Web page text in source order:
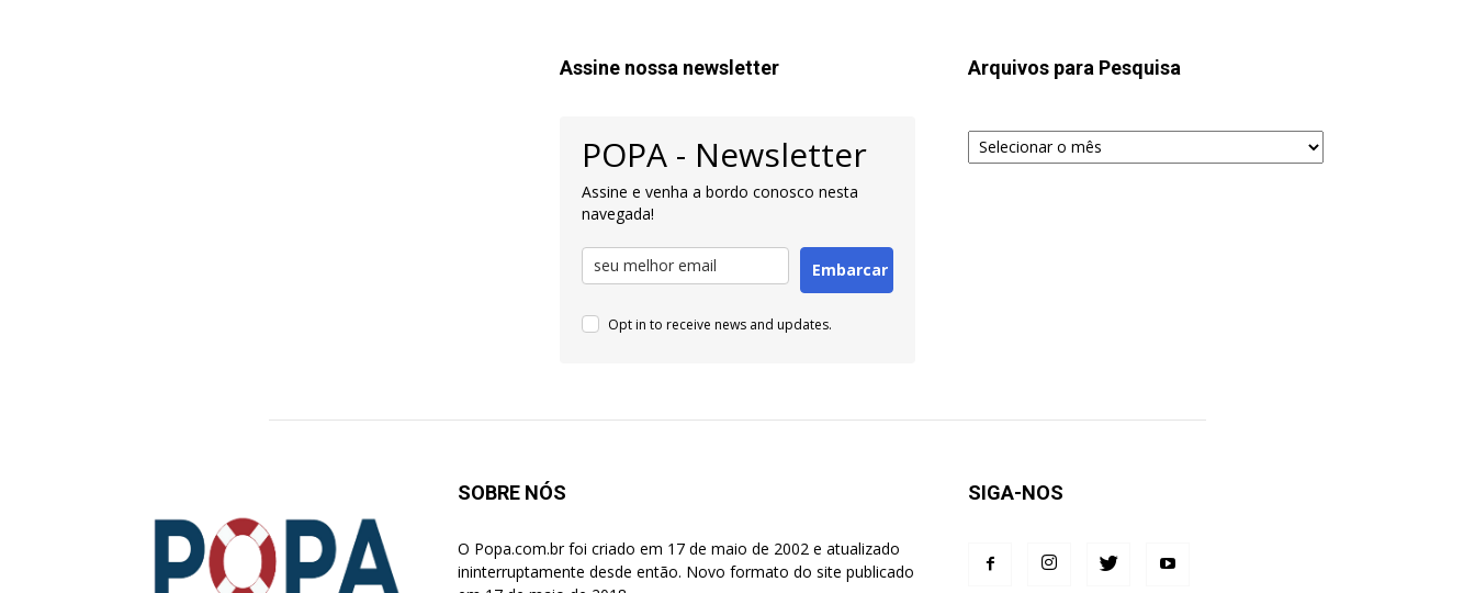
Assine nossa newsletter
POPA - Newsletter
Assine e venha a bordo conosco nesta
navegada!
Embarcar
Opt in to receive news and updates.
Arquivos para Pesquisa
Arquivos
para
SOBRE NÓS
O Popa.com.br foi criado em 17 de maio de 2002 e atualizado
ininterruptamente desde então. Novo formato do site publicado
SIGA-NOS